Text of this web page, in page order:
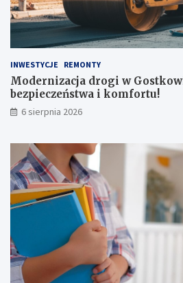
INWESTYCJE REMONTY
Modernizacja drogi w
bezpieczeństwa i komfortu!
6 sierpnia 2026